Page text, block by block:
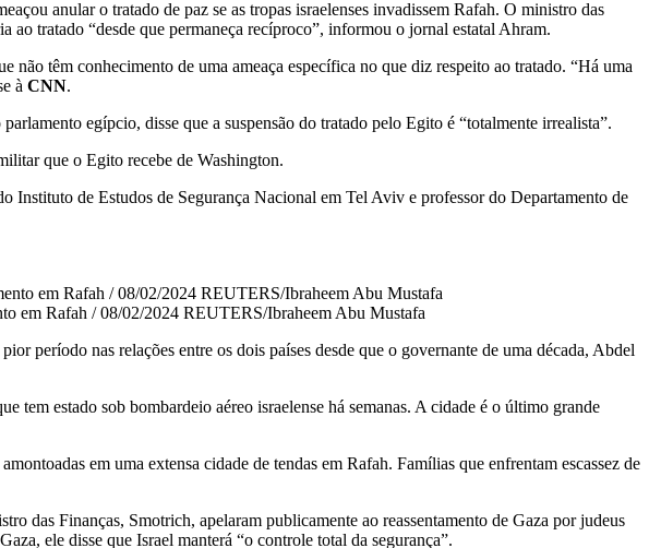
anular o tratado de paz se as tropas israelenses invadissem Rafah. O ministro das
ao tratado “desde que permaneça recíproco”, informou o jornal estatal Ahram.
não têm conhecimento de uma ameaça específica no que diz respeito ao tratado. “Há uma
à CNN.
egípcio, disse que a suspensão do tratado pelo Egito é “totalmente irrealista”.
que o Egito recebe de Washington.
Instituto de Estudos de Segurança Nacional em Tel Aviv e professor do Departamento de
em Rafah / 08/02/2024 REUTERS/Ibraheem Abu Mustafa
período nas relações entre os dois países desde que o governante de uma década, Abdel
tem estado sob bombardeio aéreo israelense há semanas. A cidade é o último grande
em uma extensa cidade de tendas em Rafah. Famílias que enfrentam escassez de
das Finanças, Smotrich, apelaram publicamente ao reassentamento de Gaza por judeus
ele disse que Israel manterá “o controle total da segurança”.